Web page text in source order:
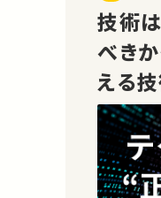
技術
べき
える